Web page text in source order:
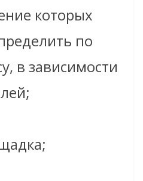
которых
по
в зависимости